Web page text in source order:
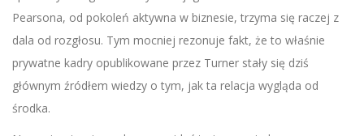
Pearsona, od pokoleń aktywna w biznesie, trzyma się raczej z
dala od rozgłosu. Tym mocniej rezonuje fakt, że to właśnie
prywatne kadry opublikowane przez Turner stały się dziś
głównym źródłem wiedzy o tym, jak ta relacja wygląda od
środka.